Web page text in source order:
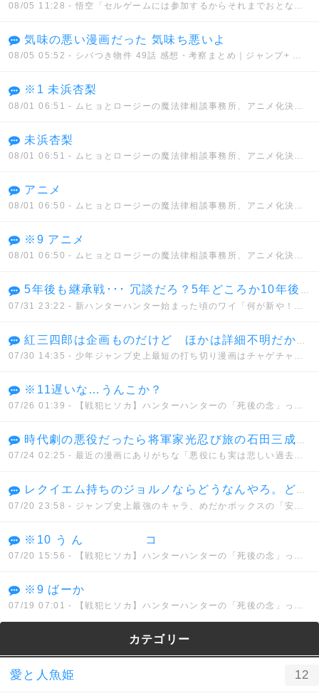
08/05 11:28 - 悟空「セルゲームには参加するからそれまでおとなしくしてろ」セル「うん、わかった」
気味の悪い漫画だった 気味ち悪いよ
08/05 05:52 - シバつき物件 49話 感想・考察まとめ｜ジャンプ+ 大森えす 【読者の反応】
※1 未浜杏梨
08/01 06:51 - ムヒョとロージーの魔法律相談事務所、アニメ化決定！！
未浜杏梨
08/01 06:51 - ムヒョとロージーの魔法律相談事務所、アニメ化決定！！
アニメ
08/01 06:50 - ムヒョとロージーの魔法律相談事務所、アニメ化決定！！
※9 アニメ
08/01 06:50 - ムヒョとロージーの魔法律相談事務所、アニメ化決定！！
5年後も継承戦･･･ 冗談だろ？5年どころか10年後も継承戦だぜ･･･
07/31 23:22 - 新ハンターハンター始まった頃のワイ「何が新や！何もかもクソやんけ」→
紅三四郎は企画ものだけど ほかは詳細不明だから間違いでもない 通常打ち切りとはっきりしてるものではセコンド(6週)が最短
07/30 14:35 - 少年ジャンプ史上最短の打ち切り漫画はチャゲチャとかいうデマwwwww
※11遅いな…うんこか？
07/26 01:39 - 【戦犯ヒソカ】ハンターハンターの「死後の念」って正直設定ミスだよな？
時代劇の悪役だったら将軍家光忍び旅の石田三成の娘で徳川に復讐しようとしてた 五十鈴とか悪代官とはノリが違い過ぎて何だかなって感じだった
07/24 02:25 - 最近の漫画にありがちな「悪役にも実は悲しい過去があったんだ」的なヤツどう思う？
レクイエム持ちのジョルノならどうなんやろ。どんな能力を持とうと真実に到達できないでなんとか、、、
07/20 23:58 - ジャンプ史上最強のキャラ、めだかボックスの「安心院なじみ」に決まってしまう。。。
※10 う ん コ
07/20 15:56 - 【戦犯ヒソカ】ハンターハンターの「死後の念」って正直設定ミスだよな？
※9 ばーか
07/19 07:01 - 【戦犯ヒソカ】ハンターハンターの「死後の念」って正直設定ミスだよな？
カテゴリー
愛と人魚姫 12